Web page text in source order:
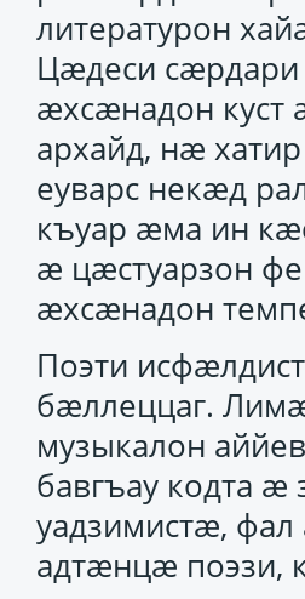
литературон
Цӕдеси
ӕхсӕнадон
архайд, нӕ
еуварс некӕд
къуар ӕма ин
ӕ цӕстуарзон
ӕхсӕнадон
Поэти
бӕллеццаг.
музыкалон
бавгъау кодта
уадзимистӕ,
адтӕнцӕ поэзи,